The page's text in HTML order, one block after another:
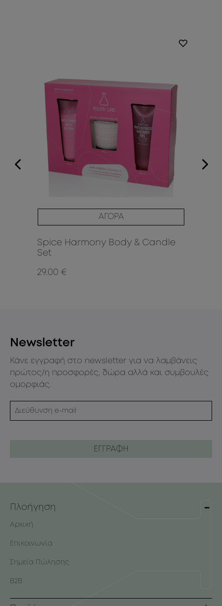
ΑΓΟΡΑ
Spice Harmony Body & Candle
Set
29.00 €
Newsletter
Κάνε εγγραφή στο newsletter για να λαμβάνεις
πρώτος/η προσφορές, δώρα αλλά και συμβουλές
ομορφιάς.
Πλοήγηση
Αρχική
Επικοινωνία
Σημεία Πώλησης
B2B